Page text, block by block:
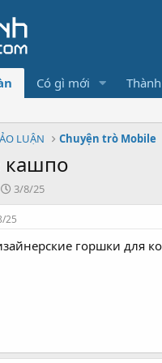
Có gì mới
LUẬN Chuyện trò Mobile
кашпо
N
g
à
g
3/8/25
25
горшки для